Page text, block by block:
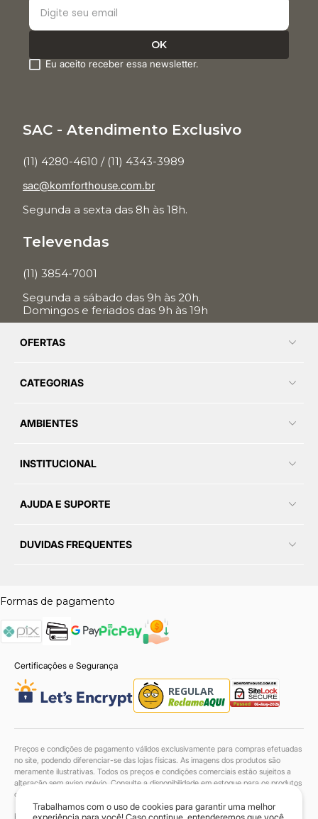
Trabalhamos com o uso de cookies para garantir uma melhor
Eu aceito receber essa newsletter.
SAC - Atendimento Exclusivo
(11) 4280-4610 / (11) 4343-3989
sac@komforthouse.com.br
Segunda a sexta das 8h às 18h.
Televendas
(11) 3854-7001
Segunda a sábado das 9h às 20h.
Domingos e feriados das 9h às 19h
OFERTAS
CATEGORIAS
AMBIENTES
INSTITUCIONAL
AJUDA E SUPORTE
DUVIDAS FREQUENTES
Formas de pagamento
Certificações e Segurança
Preços e condições de pagamento válidos exclusivamente para compras efetuadas
no site, podendo diferenciar-se das lojas físicas. As imagens dos produtos são
meramente ilustrativas. Todos os preços e condições comerciais estão sujeitos a
alteração sem aviso prévio. Consulte a disponibilidade em estoque para os produtos
com entrega até 48h.
Komfort House Sofás LTDA. | 38.046.549/0001-90 | Todos os direitos reservados.